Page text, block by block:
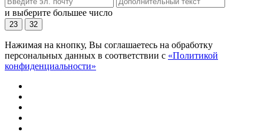
и выберите большее число
23 32
Нажимая на кнопку, Вы соглашаетесь на обработку
персональных данных в соответствии с «Политикой
конфиденциальности»